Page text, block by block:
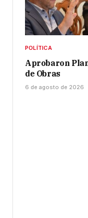
POLÍTICA
Aprobaron
de Obras
6 de agosto de 2026